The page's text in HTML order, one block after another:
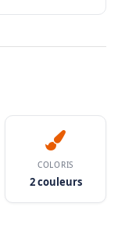
COLORIS
2 couleurs